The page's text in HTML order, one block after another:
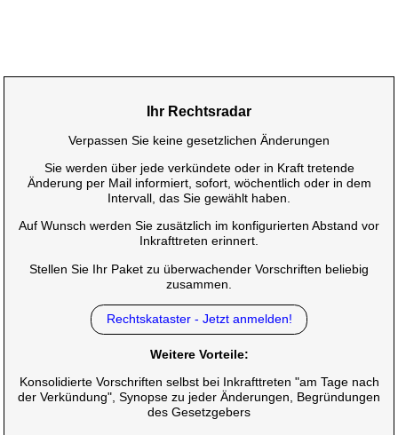
Ihr Rechtsradar
Verpassen Sie keine gesetzlichen Änderungen
Sie werden über jede verkündete oder in Kraft tretende
Änderung per Mail informiert, sofort, wöchentlich oder in dem
Intervall, das Sie gewählt haben.
Auf Wunsch werden Sie zusätzlich im konfigurierten Abstand vor
Inkrafttreten erinnert.
Stellen Sie Ihr Paket zu überwachender Vorschriften beliebig
zusammen.
Rechtskataster - Jetzt anmelden!
Weitere Vorteile:
Konsolidierte Vorschriften selbst bei Inkrafttreten "am Tage nach
der Verkündung", Synopse zu jeder Änderungen, Begründungen
des Gesetzgebers